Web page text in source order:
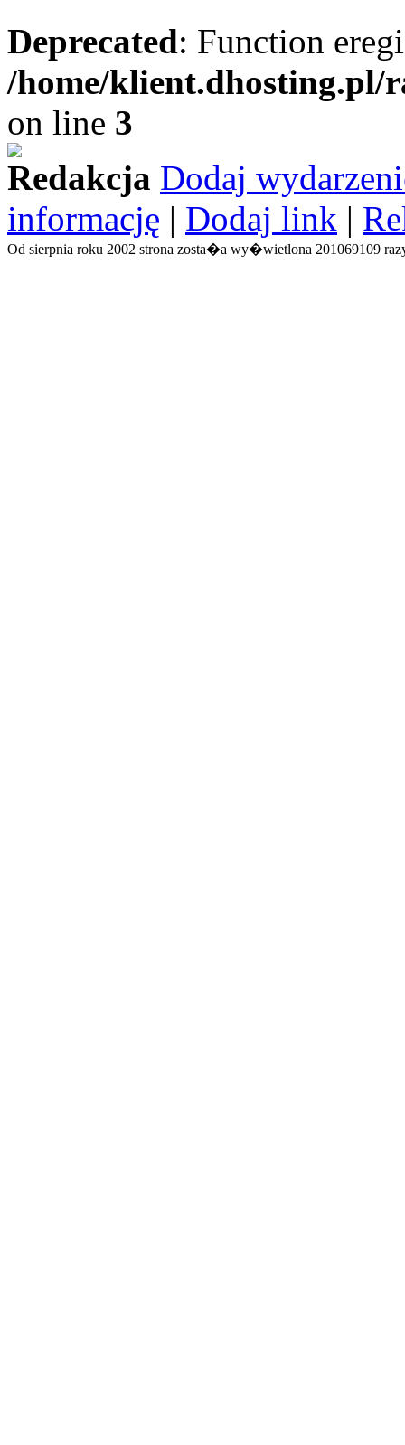
Deprecated: Function
/home/
on line 3
Redakcja Dodaj
informację | Dodaj link |
Od sierpnia roku 2002 strona zosta�a wy�wietlona 201069109